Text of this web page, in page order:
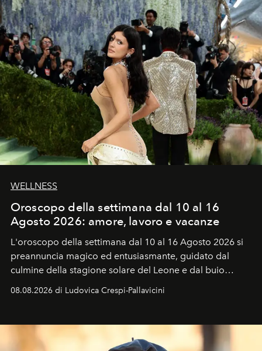
WELLNESS
Oroscopo della settimana dal 10 al 16
Agosto 2026: amore, lavoro e vacanze
L'oroscopo della settimana dal 10 al 16 Agosto 2026 si
preannuncia magico ed entusiasmante, guidato dal
culmine della stagione solare del Leone e dal buio
ideale per la notte delle Perseidi.
08.08.2026 di Ludovica Crespi-Pallavicini